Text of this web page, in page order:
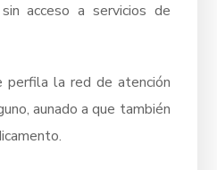
acceso a servicios de
perfila la red de atención
aunado a que también